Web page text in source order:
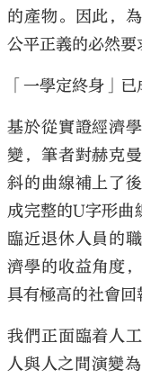
的產物。因此，
公平正義的必然要
「一學定終身」
基於從實證經濟
變，筆者對赫克
斜的曲線補上了
成完整的U字形曲
臨近退休人員的
濟學的收益角度
具有極高的社會回
我們正面臨着人
人與人之間演變